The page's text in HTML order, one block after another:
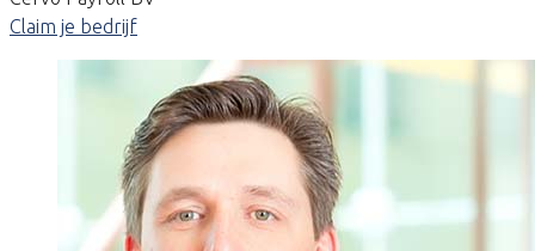
Claim je bedrijf